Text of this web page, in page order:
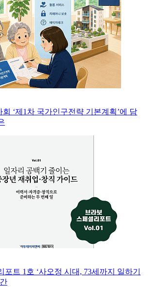
회 ‘제1차 국가인구전략 기본계획’에 담
포트 1호 ‘사오정 시대, 73세까지 일하기